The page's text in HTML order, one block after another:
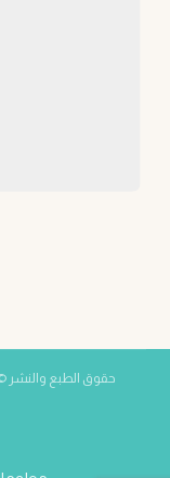
حقوق الطبع والنشر ©